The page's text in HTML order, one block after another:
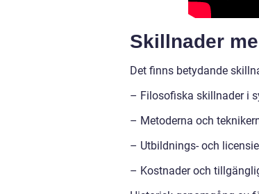
Skillnader
Det finns betydande
– Filosofiska skillnader i
– Metoderna och
– Utbildnings- och
– Kostnader och